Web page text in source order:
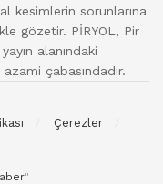
kesimlerin sorunlarına
gözetir. PİRYOL, Pir
alanındaki
çabasındadır.
Çerezler
"